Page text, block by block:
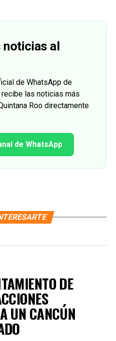
noticias al
de WhatsApp de
recibe las noticias más
Roo directamente
de WhatsApp
DE
UN CANCÚN